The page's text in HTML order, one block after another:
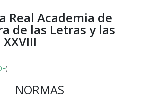
Real Academia de
de las Letras y las
)
NORMAS